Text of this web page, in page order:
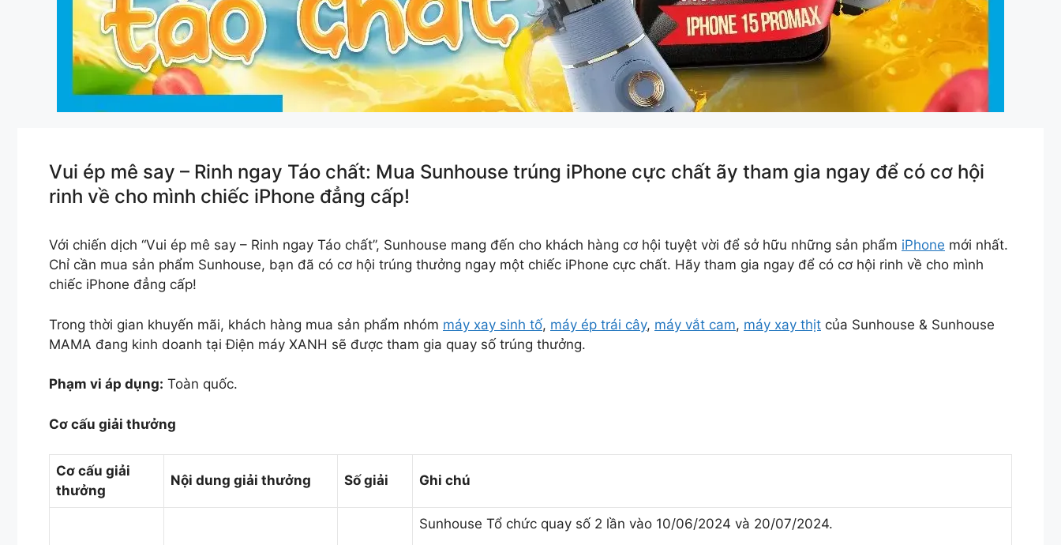
Vui ép mê say – Rinh ngay Táo chất: Mua Sunhouse trúng iPhone cực chất ãy tham gia ngay để có cơ hội
rinh về cho mình chiếc iPhone đẳng cấp!
Với chiến dịch “Vui ép mê say – Rinh ngay Táo chất”, Sunhouse mang đến cho khách hàng cơ hội tuyệt vời để sở hữu những sản phẩm iPhone mới nhất.
Chỉ cần mua sản phẩm Sunhouse, bạn đã có cơ hội trúng thưởng ngay một chiếc iPhone cực chất. Hãy tham gia ngay để có cơ hội rinh về cho mình
chiếc iPhone đẳng cấp!
Trong thời gian khuyến mãi, khách hàng mua sản phẩm nhóm máy xay sinh tố, máy ép trái cây, máy vắt cam, máy xay thịt của Sunhouse & Sunhouse
MAMA đang kinh doanh tại Điện máy XANH sẽ được tham gia quay số trúng thưởng.
Phạm vi áp dụng: Toàn quốc.
Cơ cấu giải thưởng
Cơ cấu giải
thưởng
Nội dung giải thưởng Số giải Ghi chú
Sunhouse Tổ chức quay số 2 lần vào 10/06/2024 và 20/07/2024.